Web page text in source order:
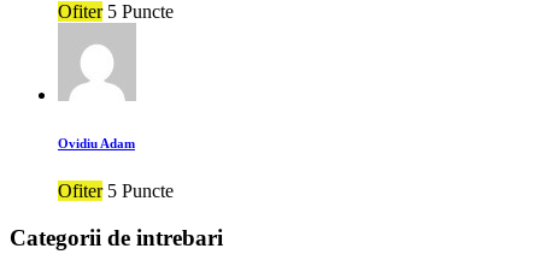
Ofiter 5 Puncte
Ovidiu Adam
Ofiter 5 Puncte
Categorii de intrebari